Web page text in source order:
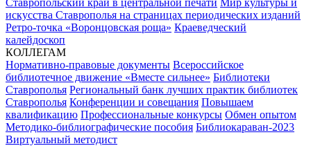
Ставропольский край в центральной печати Мир культуры и
искусства Ставрополья на страницах периодических изданий
Ретро-точка «Воронцовская роща» Краеведческий
калейдоскоп
КОЛЛЕГАМ
Нормативно-правовые документы Всероссийское
библиотечное движение «Вместе сильнее» Библиотеки
Ставрополья Региональный банк лучших практик библиотек
Ставрополья Конференции и совещания Повышаем
квалификацию Профессиональные конкурсы Обмен опытом
Методико-библиографические пособия Библиокараван-2023
Виртуальный методист